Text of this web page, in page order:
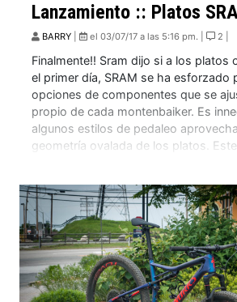
Lanzamiento :: Platos
BARRY el 03/07/17 a las 5:16 pm. | 2 |
Finalmente!! Sram dijo si a los platos
el primer día, SRAM se ha esforzado
opciones de componentes que se
propio de cada montenbaiker. Es
algunos estilos de pedaleo
geometría ovalada de los platos.